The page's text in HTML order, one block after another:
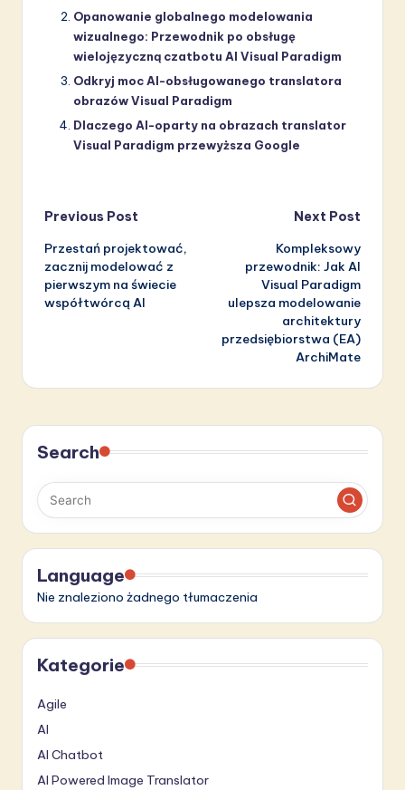
Opanowanie globalnego modelowania
wizualnego: Przewodnik po obsługę
wielojęzyczną czatbotu AI Visual Paradigm
Odkryj moc AI-obsługowanego translatora
obrazów Visual Paradigm
Dlaczego AI-oparty na obrazach translator
Visual Paradigm przewyższa Google
Post
navigation
Previous Post
Przestań projektować,
zacznij modelować z
pierwszym na świecie
współtwórcą AI
Next Post
Kompleksowy
przewodnik: Jak AI
Visual Paradigm
ulepsza modelowanie
architektury
przedsiębiorstwa (EA)
ArchiMate
Search
Language
Nie znaleziono żadnego tłumaczenia
Kategorie
Agile
AI
AI Chatbot
AI Powered Image Translator